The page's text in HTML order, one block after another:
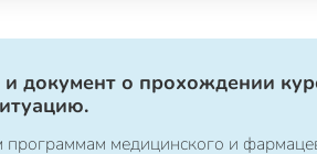
документ о прохождении
медицинского и